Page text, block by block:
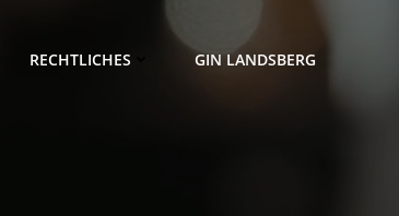
RECHTLICHES GIN LANDSBERG